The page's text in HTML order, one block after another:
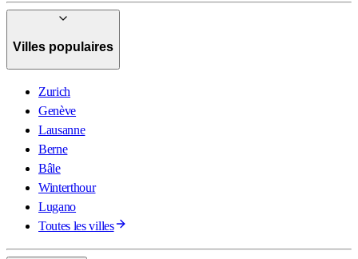
Villes populaires
Zurich
Genève
Lausanne
Berne
Bâle
Winterthour
Lugano
Toutes les villes